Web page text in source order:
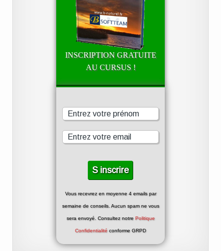
INSCRIPTION GRATUITE
AU CURSUS !
Vous recevrez en moyenne 4 emails par
semaine de conseils. Aucun spam ne vous
sera envoyé. Consultez notre Politique
Confidentialité conforme GRPD